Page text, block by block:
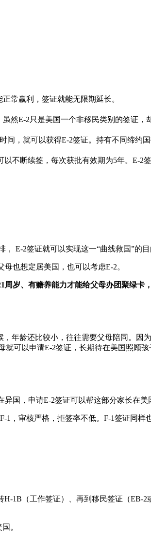
常赢利，签证就能无限期延长。
然E-2只是美国一个非移民类别的签证
，就可以获得E-2签证。持有不同缔约
不断续签，每次获批有效期为5年。E-2
E-2签证就可以实现这一“曲线救国”的目
也想定居美国，也可以考虑E-2。
岁、有赡养能力才能给父母办团聚绿卡
年龄还比较小，往往需要父母陪同。因
可以申请E-2签证，长期待在美国照顾孩
国，申请E-2签证可以帮这部分家长在美
，审核严格，拒签率不低。F-1签证同
1B（工作签证）、再到移民签证（EB-
。